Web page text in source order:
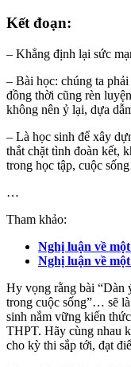
Kết đoạn:
– Khẳng định lại sức
– Bài học: chúng ta
đồng thời cũng rèn
không nên ỷ lại, dựa
– Là học sinh để xây
thắt chặt tình đoàn kết,
trong học tập, cuộc
…
Tham khảo:
Nghị luận về
Nghị luận về
Hy vọng rằng bài “Dàn
trong cuộc sống”… sẽ
sinh nắm vững kiến
THPT. Hãy cùng nhau
cho kỳ thi sắp tới, đạt